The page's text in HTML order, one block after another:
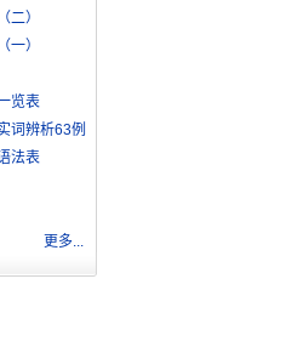
二）
一）
览表
词辨析63例
法表
更多...